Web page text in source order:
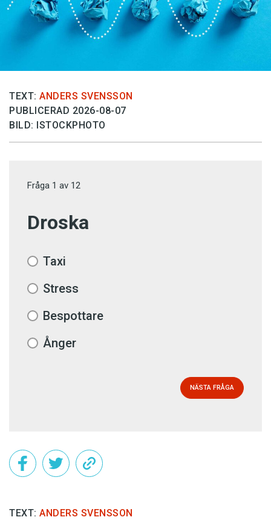
TEXT: ANDERS SVENSSON
PUBLICERAD 2026-08-07
BILD: ISTOCKPHOTO
Fråga 1 av 12
Droska
Taxi
Stress
Bespottare
Ånger
NÄSTA FRÅGA
TEXT: ANDERS SVENSSON